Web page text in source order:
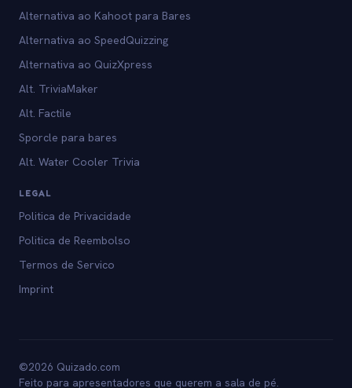
Alternativa ao Kahoot para Bares
Alternativa ao SpeedQuizzing
Alternativa ao QuizXpress
Alt. TriviaMaker
Alt. Factile
Sporcle para bares
Alt. Water Cooler Trivia
LEGAL
Politica de Privacidade
Politica de Reembolso
Termos de Servico
Imprint
©2026 Quizado.com
Feito para apresentadores que querem a sala de pé.